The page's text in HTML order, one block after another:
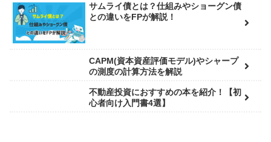
サムライ債とは？仕組みやショーグン債
との違いをFPが解説！
CAPM(資本資産評価モデル)やシャープ
の測度の計算方法を解説
不動産投資におすすめの本を紹介！【初
心者向け入門書4選】